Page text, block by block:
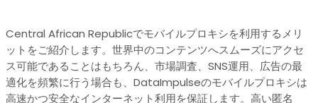
Central African Republicでモバイルプロキシを利用するメリ
ットをご紹介します。世界中のコンテンツへスムーズにアクセ
ス可能であることはもちろん、市場調査、SNS運用、広告の最
適化を頻繁に行う場合も、DataImpulseのモバイルプロキシは
高速かつ安全なインターネット利用を保証します。高い匿名